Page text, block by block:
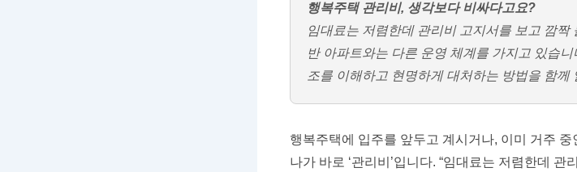
행복주택 관리비, 생각보다 비싸다고요?
임대료는 저렴한데 관리비 고지서를 보고 깜
반 아파트와는 다른 운영 체계를 가지고 있습니
조를 이해하고 현명하게 대처하는 방법을 함께
행복주택에 입주를 앞두고 계시거나, 이미 거주
나가 바로 ‘관리비’입니다. “임대료는 저렴한데